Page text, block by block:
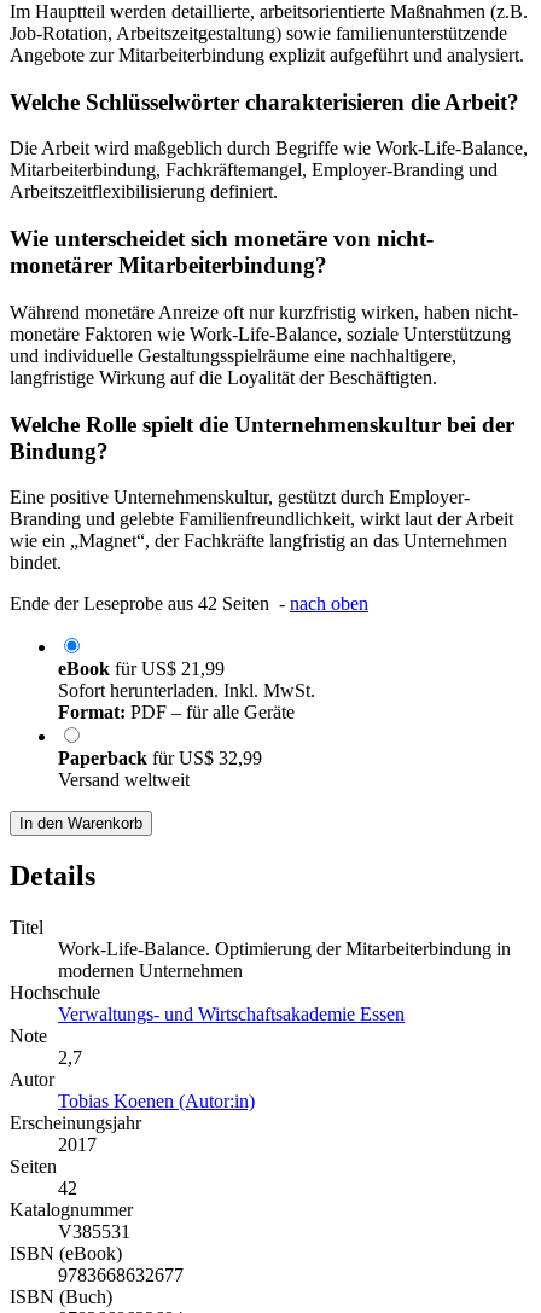
Im Hauptteil werden detaillierte, arbeitsorientierte Maßnahmen (z.B.
Job-Rotation, Arbeitszeitgestaltung) sowie familienunterstützende
Angebote zur Mitarbeiterbindung explizit aufgeführt und analysiert.
Welche Schlüsselwörter charakterisieren die Arbeit?
Die Arbeit wird maßgeblich durch Begriffe wie Work-Life-Balance,
Mitarbeiterbindung, Fachkräftemangel, Employer-Branding und
Arbeitszeitflexibilisierung definiert.
Wie unterscheidet sich monetäre von nicht-
monetärer Mitarbeiterbindung?
Während monetäre Anreize oft nur kurzfristig wirken, haben nicht-
monetäre Faktoren wie Work-Life-Balance, soziale Unterstützung
und individuelle Gestaltungsspielräume eine nachhaltigere,
langfristige Wirkung auf die Loyalität der Beschäftigten.
Welche Rolle spielt die Unternehmenskultur bei der
Bindung?
Eine positive Unternehmenskultur, gestützt durch Employer-
Branding und gelebte Familienfreundlichkeit, wirkt laut der Arbeit
wie ein „Magnet“, der Fachkräfte langfristig an das Unternehmen
bindet.
Ende der Leseprobe aus 42 Seiten - nach oben
eBook fürUS$ 21,99
Sofort herunterladen. Inkl. MwSt.
Format: PDF – für alle Geräte
Paperback fürUS$ 32,99
Versand weltweit
In den Warenkorb
Details
Titel
Work-Life-Balance. Optimierung der Mitarbeiterbindung in
modernen Unternehmen
Hochschule
Verwaltungs- und Wirtschaftsakademie Essen
Note
2,7
Autor
Tobias Koenen (Autor:in)
Erscheinungsjahr
2017
Seiten
42
Katalognummer
V385531
ISBN (eBook)
9783668632677
ISBN (Buch)